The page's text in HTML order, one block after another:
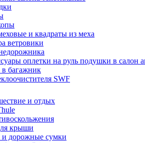
и квадраты из меха
ветровики
оплетки на руль подушки в салон
багажник
SWF
и отдых
крыши
дорожные сумки